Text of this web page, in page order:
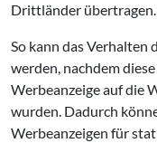
Drittländer übertragen.
So kann das Verhalten
werden, nachdem
Werbeanzeige auf die
wurden. Dadurch
Werbeanzeigen für